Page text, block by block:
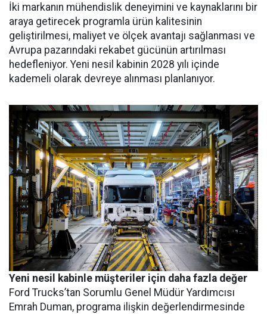
İki markanın mühendislik deneyimini ve kaynaklarını bir
araya getirecek programla ürün kalitesinin
geliştirilmesi, maliyet ve ölçek avantajı sağlanması ve
Avrupa pazarındaki rekabet gücünün artırılması
hedefleniyor. Yeni nesil kabinin 2028 yılı içinde
kademeli olarak devreye alınması planlanıyor.
Yeni nesil kabinle müşteriler için daha fazla değer
Ford Trucks’tan Sorumlu Genel Müdür Yardımcısı
Emrah Duman, programa ilişkin değerlendirmesinde